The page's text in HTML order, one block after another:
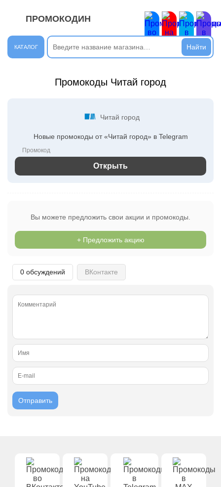
ПРОМОКОДИН
КАТАЛОГ
Промокоды Читай город
Читай город
Новые промокоды от «Читай город» в Telegram
Открыть
Вы можете предложить свои акции и промокоды.
+ Предложить акцию
0 обсуждений ВКонтакте
Новые сообщения ЗАКРЫТЬ
найдёте интересные новости.
Подпишись на наш ТГ-канал и получай свежие акции и
промокоды каждый день!
кто пополнили баланс своего мобильного телефона.
Открыть полностью
Проверяй акции, делай видео-обзор и зарабатывайт
от 1000 рублей за одно видел.
Можешь предложить свои промокоды для публикации.